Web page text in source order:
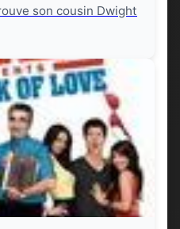
son cousin Dwight